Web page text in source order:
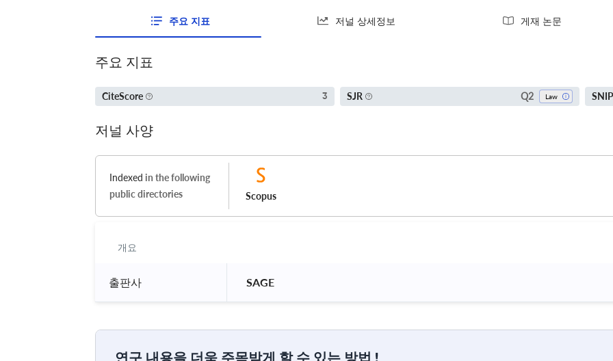
주요 지표 저널 상세정보 게재 논문
주요 지표
CiteScore 3 SJR Q2 Law SNIP
저널 사양
Indexed in the following
public directories
Scopus
개요
출판사 SAGE